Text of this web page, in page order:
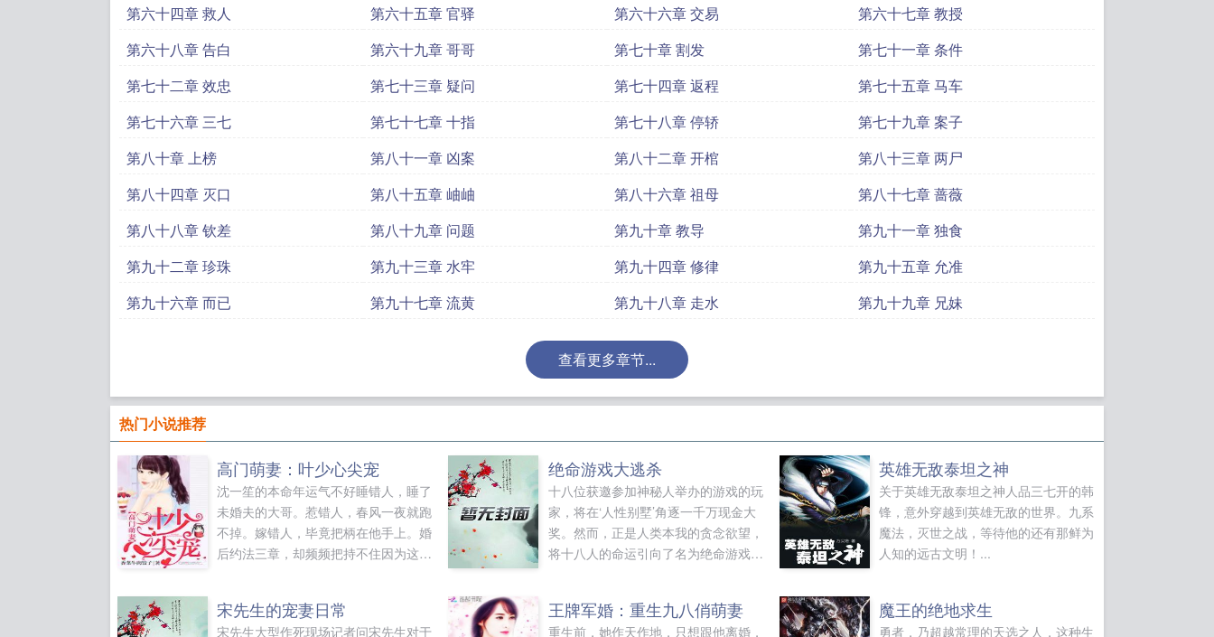
第六十四章 救人
第六十五章 官驿 第六十六章 交易
第六十七章 教授
第六十八章 告白
第六十九章 哥哥 第七十章 割发
第七十一章 条件
第七十二章 效忠
第七十三章 疑问 第七十四章 返程
第七十五章 马车
第七十六章 三七
第七十七章 十指 第七十八章 停轿
第七十九章 案子
第八十章 上榜
第八十一章 凶案 第八十二章 开棺
第八十三章 两尸
第八十四章 灭口
第八十五章 岫岫 第八十六章 祖母
第八十七章 蔷薇
第八十八章 钦差
第八十九章 问题 第九十章 教导
第九十一章 独食
第九十二章 珍珠
第九十三章 水牢 第九十四章 修律
第九十五章 允准
第九十六章 而已
第九十七章 流黄 第九十八章 走水 第九十九章 兄妹
查看更多章节...
热门小说推荐
高门萌妻：叶少心尖宠
沈一笙的本命年运气不好睡错人，睡了
未婚夫的大哥。惹错人，春风一夜就跑
不掉。嫁错人，毕竟把柄在他手上。婚
后约法三章，却频频把持不住因为这位
他也姓叶亲弟弟的未婚妻，睡到了他的
绝命游戏大逃杀
十八位获邀参加神秘人举办的游戏的玩
家，将在‘人性别墅’角逐一千万现金大
奖。然而，正是人类本我的贪念欲望，
将十八人的命运引向了名为绝命游戏掩
分享给朋友...
英雄无敌泰坦之神
关于英雄无敌泰坦之神人品三七开的韩
锋，意外穿越到英雄无敌的世界。九系
魔法，灭世之战，等待他的还有那鲜为
人知的远古文明！...
宋先生的宠妻日常
宋先生大型作死现场记者问宋先生对于
王牌军婚：重生九八俏萌妻
重生前，她作天作地，只想跟他离婚，
魔王的绝地求生
勇者，乃超越常理的天选之人，这种生